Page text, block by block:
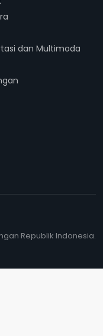
dan Multimoda
Republik Indonesia.